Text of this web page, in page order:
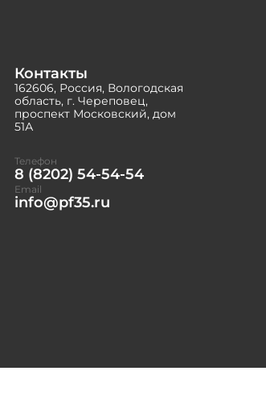
Контакты
162606, Россия, Вологодская
область, г. Череповец,
проспект Московский, дом
51А
Телефон
8 (8202) 54-54-54
Email
info@pf35.ru